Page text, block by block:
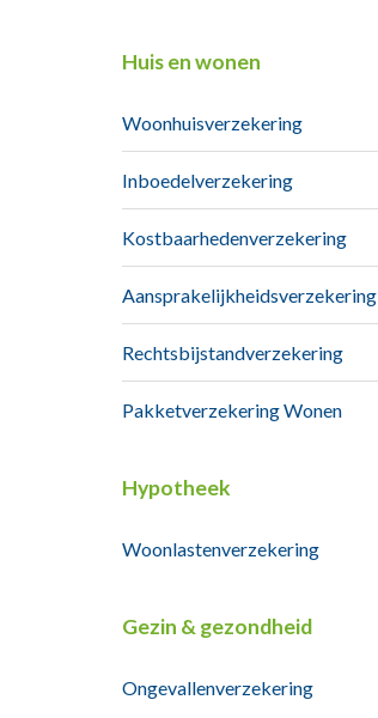
Huis en wonen
Woonhuisverzekering
Inboedelverzekering
Kostbaarhedenverzekering
Aansprakelijkheidsverzekering
Rechtsbijstandverzekering
Pakketverzekering Wonen
Hypotheek
Woonlastenverzekering
Gezin & gezondheid
Ongevallenverzekering